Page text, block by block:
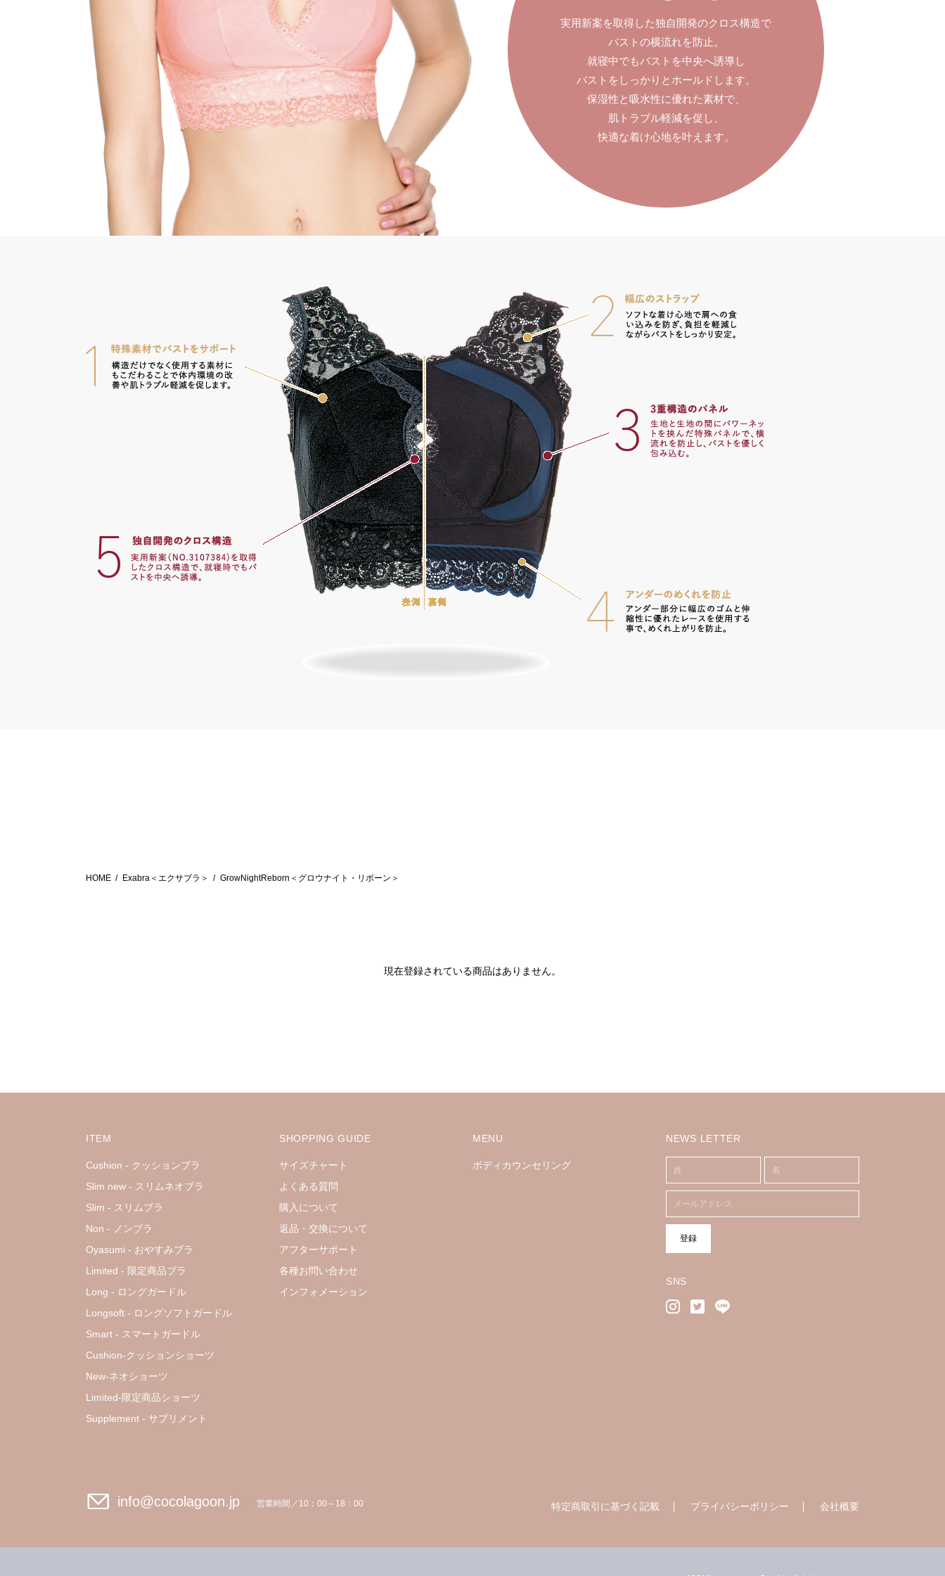
実用新案を取得した独自開発のクロス構造で
バストの横流れを防止。
就寝中でもバストを中央へ誘導し
バストをしっかりとホールドします。
保湿性と吸水性に優れた素材で、
肌トラブル軽減を促し、
快適な着け心地を叶えます。
HOME Exabra＜エクサブラ＞ GrowNightReborn＜グロウナイト・リボーン＞
現在登録されている商品はありません。
ITEM
Cushion - クッションブラ
Slim new - スリムネオブラ
Slim - スリムブラ
Non - ノンブラ
Oyasumi - おやすみブラ
Limited - 限定商品ブラ
Long - ロングガードル
Longsoft - ロングソフトガードル
Smart - スマートガードル
Cushion-クッションショーツ
New-ネオショーツ
Limited-限定商品ショーツ
Supplement - サプリメント
SHOPPING GUIDE
サイズチャート
よくある質問
購入について
返品・交換について
アフターサポート
各種お問い合わせ
インフォメーション
MENU
ボディカウンセリング
NEWS LETTER
登録
SNS
info@cocolagoon.jp 営業時間／10：00～18：00 特定商取引に基づく記載 プライバシーポリシー 会社概要